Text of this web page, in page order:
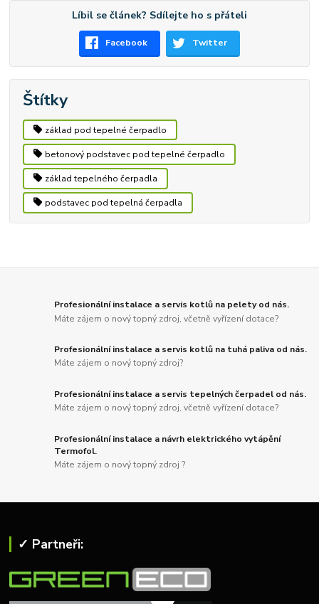
Líbil se článek? Sdílejte ho s přáteli
Facebook Twitter
Štítky
základ pod tepelné čerpadlo
betonový podstavec pod tepelné čerpadlo
základ tepelného čerpadla
podstavec pod tepelná čerpadla
Profesionální instalace a servis kotlů na pelety od nás.
Máte zájem o nový topný zdroj, včetně vyřízení dotace?
Profesionální instalace a servis kotlů na tuhá paliva od nás.
Máte zájem o nový topný zdroj?
Profesionální instalace a servis tepelných čerpadel od nás.
Máte zájem o nový topný zdroj, včetně vyřízení dotace?
Profesionální instalace a návrh elektrického vytápění
Termofol.
Máte zájem o nový topný zdroj ?
✓ Partneři: